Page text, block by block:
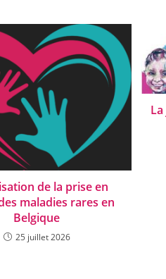
de la prise en
maladies rares en
Belgique
25 juillet 2026